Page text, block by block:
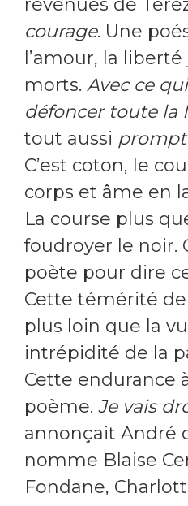
courage. Une
l’amour, la
morts. Avec ce
défoncer toute la
tout aussi
C’est coton, le
corps et âme en
La course plus
foudroyer le noir.
poète pour dire
Cette témérité
plus loin que la
intrépidité de la
Cette endurance
poème. Je vais
annonçait André
nomme Blaise
Fondane,